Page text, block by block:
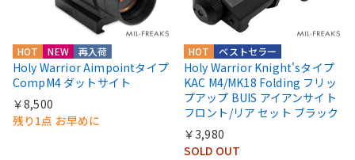
HOT NEW 再入荷
Holy Warrior Aimpointタイプ
CompM4 ダットサイト
￥8,500
残り1点 お早めに
HOT ベストセラー
Holy Warrior Knight'sタイプ
KAC M4/MK18 Folding フリッ
プアップ BUIS アイアンサイト
フロント/リア セット ブラック
￥3,980
SOLD OUT